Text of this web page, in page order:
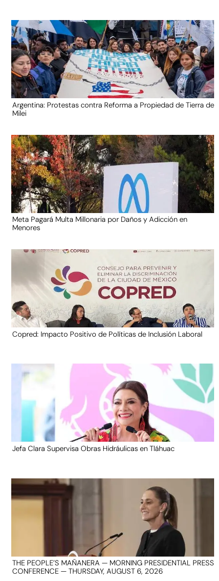
Argentina: Protestas contra Reforma a Propiedad de Tierra de
Milei
Meta Pagará Multa Millonaria por Daños y Adicción en
Menores
Copred: Impacto Positivo de Políticas de Inclusión Laboral
Jefa Clara Supervisa Obras Hidráulicas en Tláhuac
THE PEOPLE’S MAÑANERA — MORNING PRESIDENTIAL PRESS
CONFERENCE — THURSDAY, AUGUST 6, 2026